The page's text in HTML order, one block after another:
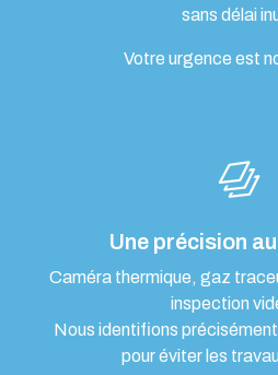
sans délai
Votre urgence est
Une précision
Caméra thermique, gaz
inspection
Nous identifions
pour éviter les